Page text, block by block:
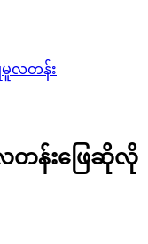
မူလတန်း
တန်းဖြေဆိုလို